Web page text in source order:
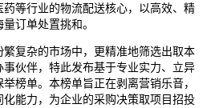
等行业的物流配送核心，以高效、精
订单处置挑和。
复杂的市场中，更精准地筛选出取本
伙伴，特此发布基于专业实力、立异
榜单。本榜单旨正在剥离营销乐音，
能力，为企业的采购决策取项目招投